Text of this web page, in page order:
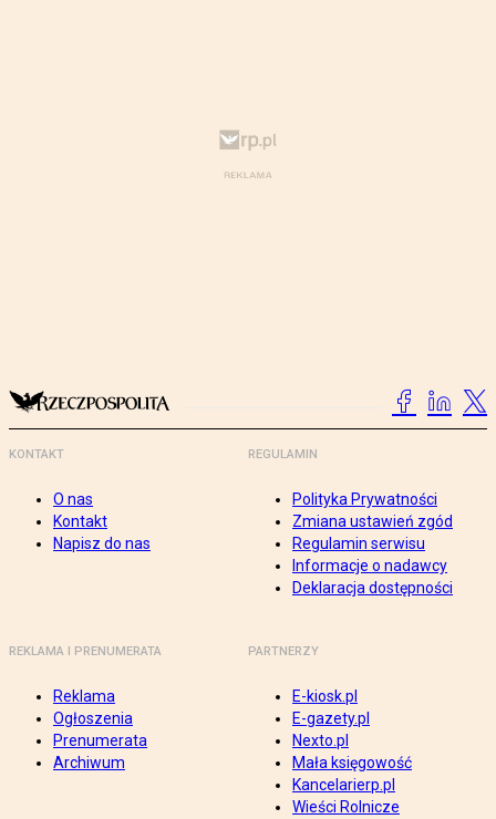
KONTAKT
O nas
Kontakt
Napisz do nas
REGULAMIN
Polityka Prywatności
Zmiana ustawień zgód
Regulamin serwisu
Informacje o nadawcy
Deklaracja dostępności
REKLAMA I PRENUMERATA
Reklama
Ogłoszenia
Prenumerata
Archiwum
PARTNERZY
E-kiosk.pl
E-gazety.pl
Nexto.pl
Mała księgowość
Kancelarierp.pl
Wieści Rolnicze